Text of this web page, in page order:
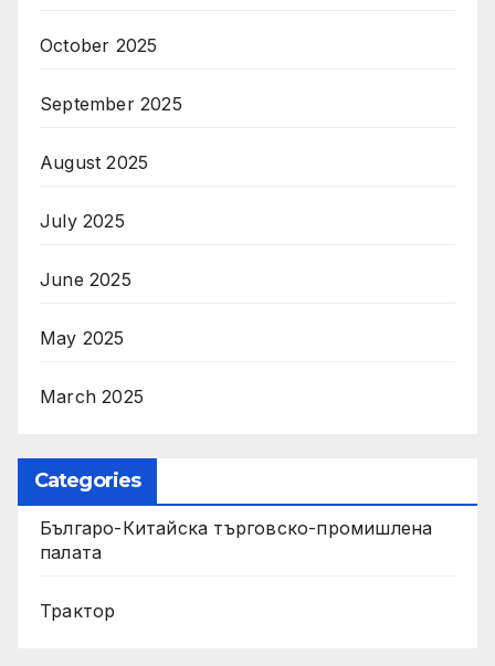
October 2025
September 2025
August 2025
July 2025
June 2025
May 2025
March 2025
Categories
Българо-Китайска търговско-промишлена
палата
Трактор